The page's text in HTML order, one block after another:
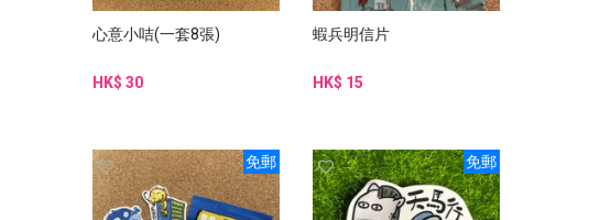
心意小咭(一套8張)
HK$ 30
蝦兵明信片
HK$ 15
免郵 免郵